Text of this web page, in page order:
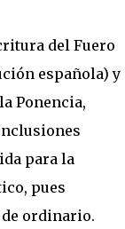
del Fuero
española) y
Ponencia,
para la
pues
ordinario.